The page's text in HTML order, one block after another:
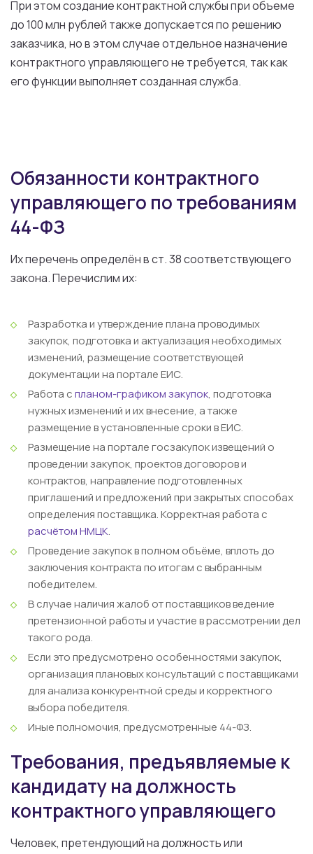
При этом создание контрактной службы при объеме
до 100 млн рублей также допускается по решению
заказчика, но в этом случае отдельное назначение
контрактного управляющего не требуется, так как
его функции выполняет созданная служба.
Обязанности контрактного
управляющего по требованиям
44-ФЗ
Их перечень определён в ст. 38 соответствующего
закона. Перечислим их:
Разработка и утверждение плана проводимых
закупок, подготовка и актуализация необходимых
изменений, размещение соответствующей
документации на портале ЕИС.
Работа спланом-графиком закупок, подготовка
нужных изменений и их внесение, а также
размещение в установленные сроки в ЕИС.
Размещение на портале госзакупок извещений о
проведении закупок, проектов договоров и
контрактов, направление подготовленных
приглашений и предложений при закрытых способах
определения поставщика. Корректная работа с
расчётом НМЦК.
Проведение закупок в полном объёме, вплоть до
заключения контракта по итогам с выбранным
победителем.
В случае наличия жалоб от поставщиков ведение
претензионной работы и участие в рассмотрении дел
такого рода.
Если это предусмотрено особенностями закупок,
организация плановых консультаций с поставщиками
для анализа конкурентной среды и корректного
выбора победителя.
Иные полномочия, предусмотренные 44-ФЗ.
Требования, предъявляемые к
кандидату на должность
контрактного управляющего
Человек, претендующий на должность или